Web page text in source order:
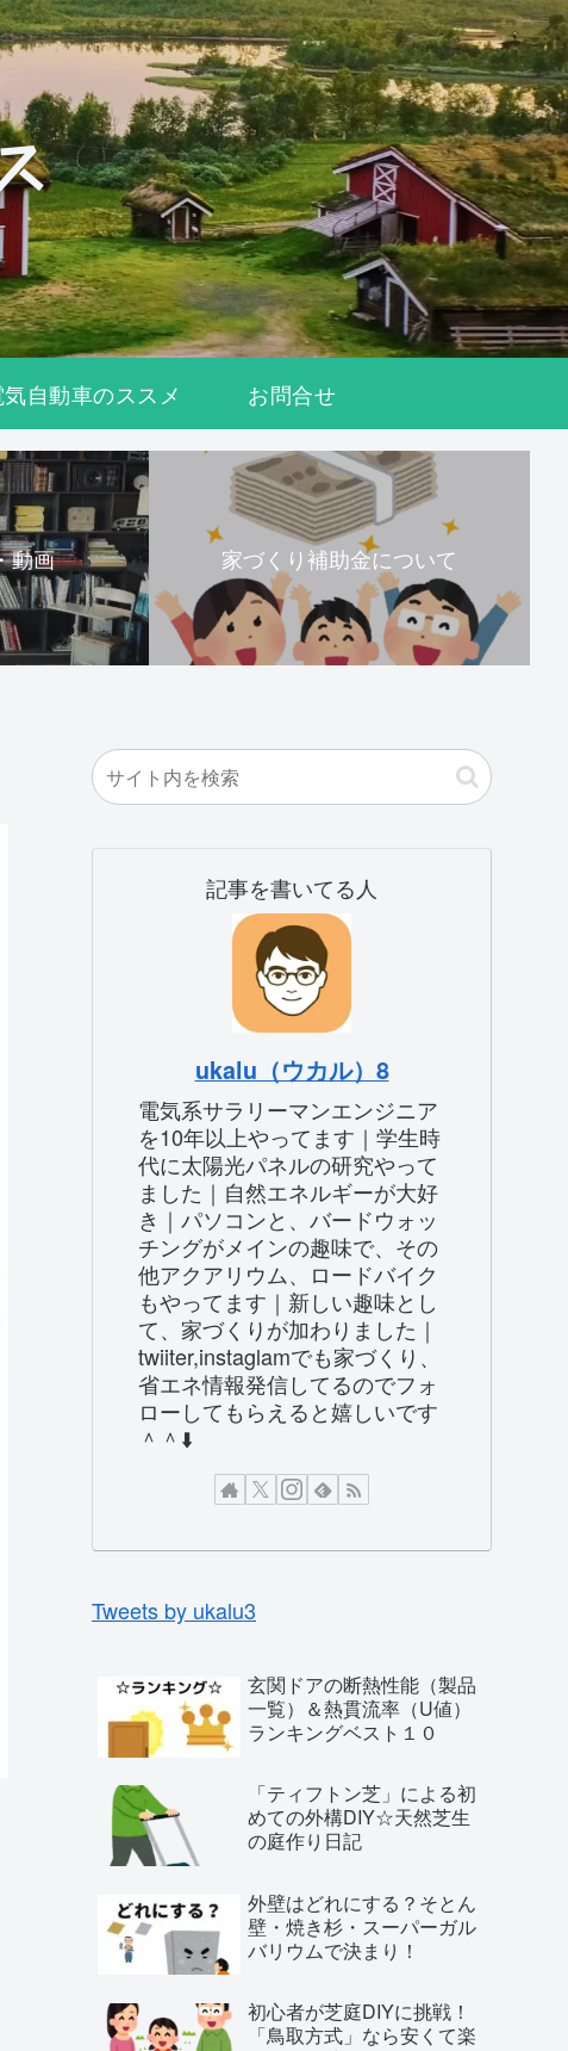
気自動車のススメ お問合せ
動画 家づくり補助金について
記事を書いてる人
ukalu（ウカル）8
電気系サラリーマンエンジニア
を10年以上やってます｜学生時
代に太陽光パネルの研究やって
ました｜自然エネルギーが大好
き｜パソコンと、バードウォッ
チングがメインの趣味で、その
他アクアリウム、ロードバイク
もやってます｜新しい趣味とし
て、家づくりが加わりました｜
twiiter,instaglamでも家づくり、
省エネ情報発信してるのでフォ
ローしてもらえると嬉しいです
＾＾⬇️
Tweets by ukalu3
玄関ドアの断熱性能（製品
一覧）＆熱貫流率（U値）
ランキングベスト１０
「ティフトン芝」による初
めての外構DIY☆天然芝生
の庭作り日記
外壁はどれにする？そとん
壁・焼き杉・スーパーガル
バリウムで決まり！
初心者が芝庭DIYに挑戦！
「鳥取方式」なら安くて楽